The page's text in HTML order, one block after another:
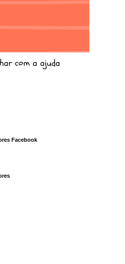
com a ajuda
Facebook